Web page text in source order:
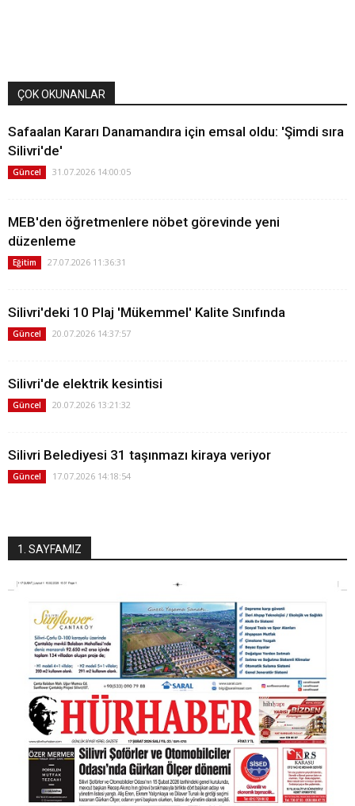
ÇOK OKUNANLAR
Safaalan Kararı Danamandıra için emsal oldu: 'Şimdi sıra
Silivri'de'
Güncel 31.07.2026 14:00:05
MEB'den öğretmenlere nöbet görevinde yeni
düzenleme
Eğitim 27.07.2026 11:36:31
Silivri'deki 10 Plaj 'Mükemmel' Kalite Sınıfında
Güncel 20.07.2026 14:37:57
Silivri'de elektrik kesintisi
Güncel 20.07.2026 13:21:32
Silivri Belediyesi 31 taşınmazı kiraya veriyor
Güncel 17.07.2026 14:18:54
1. SAYFAMIZ